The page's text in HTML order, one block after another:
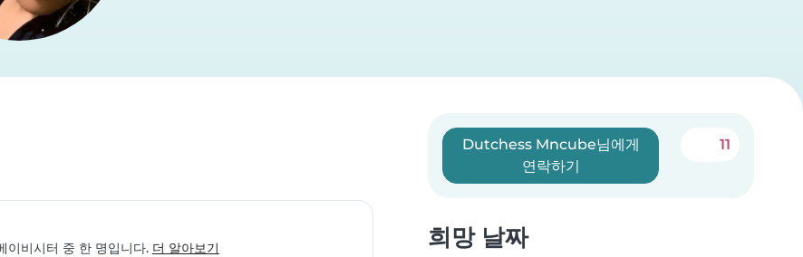
이비시터 중 한 명입니다. 더 알아보기
Dutchess Mncube님에게
연락하기
11
희망 날짜